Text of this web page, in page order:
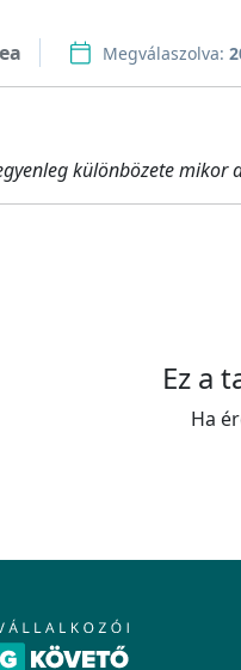
Megválaszolva:
különbözete
Ez a
Ha